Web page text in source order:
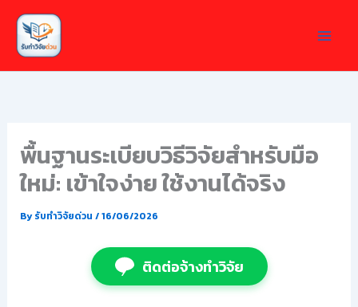
Skip
content
พื้นฐานระเบียบวิธีวิจัยสำหรับมือ
ใหม่: เข้าใจง่าย ใช้งานได้จริง
Byรับทำวิจัยด่วน /16/06/2026
ติดต่อจ้างทำวิจัย